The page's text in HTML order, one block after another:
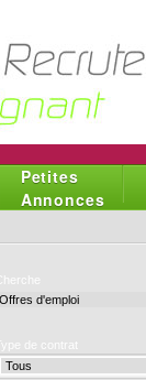
Petites
Annonces
de contrat